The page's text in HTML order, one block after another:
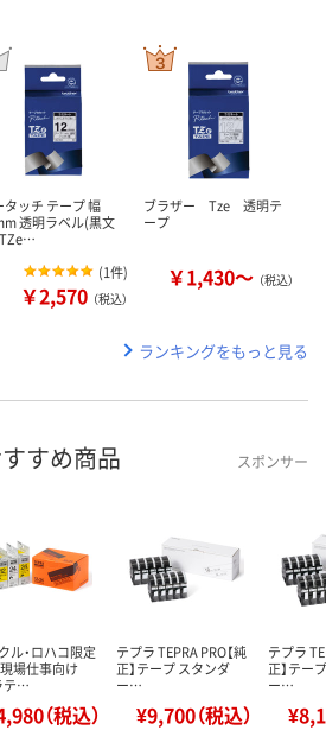
タッチ テープ 幅
透明ラベル(黒文
(1件)
￥2,570 （税込）
ブラザー Tze 透明テ
ープ
￥1,430～ （税込）
ランキングをもっと見る
すめ商品 スポンサー
ル・ロハコ限定
現場仕事向け
テ…
（税込）
テプラ TEPRA PRO【純
正】テープ スタンダ
ー…
¥9,700（税込）
テプラ
正】テー
ー…